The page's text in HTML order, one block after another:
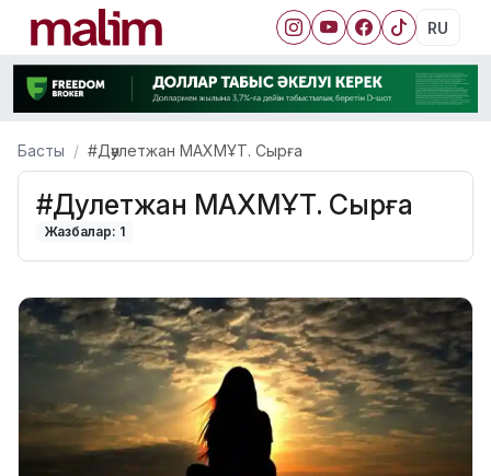
RU
Басты #Дәулетжан МАХМҰТ. Сырға
#Дәулетжан МАХМҰТ. Сырға
Жазбалар: 1